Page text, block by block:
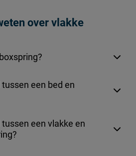
over vlakke
een bed en
een vlakke en